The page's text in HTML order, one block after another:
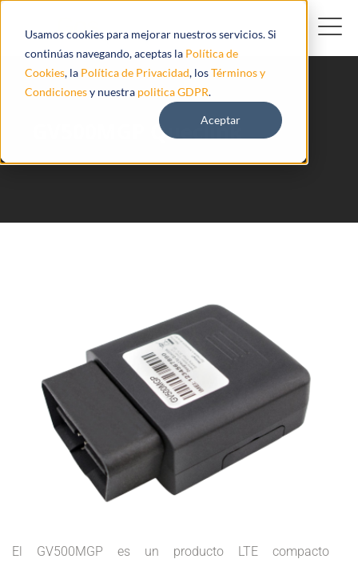
Usamos cookies para mejorar nuestros servicios. Si
continúas navegando, aceptas la Política de
Cookies, la Política de Privacidad, losTérminos y
Condicionesy nuestra politica GDPR.
Aceptar
GV500MGP Queclink
El GV500MGP es un producto LTE compacto